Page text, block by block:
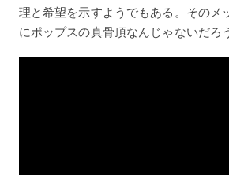
理と希望を示すようでもある。そのメ
にポップスの真骨頂なんじゃないだろ